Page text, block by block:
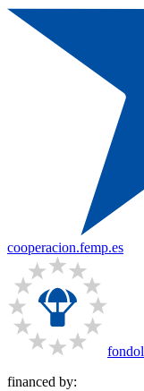
cooperacion.femp.es
financed by: